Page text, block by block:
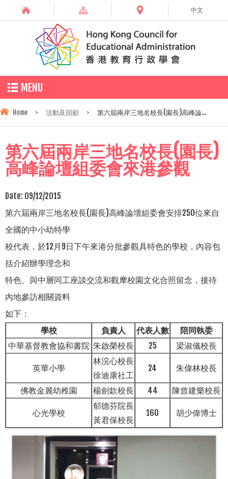
中文
MENU
Home > 活動及回顧 > 第六屆兩岸三地名校長(園長)高峰論...
第六屆兩岸三地名校長(園長)
高峰論壇組委會來港參觀
Date: 09/12/2015
第六屆兩岸三地名校長(園長)高峰論壇組委會安排250位來自
全國的中小幼特學
校代表，於12月9日下午來港分批參觀具特色的學校，內容包
括介紹辦學理念和
特色、與中層同工座談交流和觀摩校園文化合照留念，接待
內地參訪相關資料
如下：
學校
負責人 代表人數
陪同執委
中華基督教會協和書院 朱啟榮校長 25 梁淑儀校長
英華小學
林浣心校長
徐迪康社工
24 朱偉林校長
佛教金麗幼稚園 楊劍欽校長 44 陳曾建樂校長
心光學校
郁德芬院長
黃君保校長
160 胡少偉博士